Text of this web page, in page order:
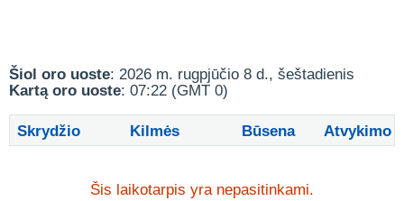
Šiol oro uoste: 2026 m. rugpjūčio 8 d., šeštadienis
Kartą oro uoste: 07:22 (GMT 0)
Skrydžio Kilmės Būsena Atvykimo
Šis laikotarpis yra nepasitinkami.